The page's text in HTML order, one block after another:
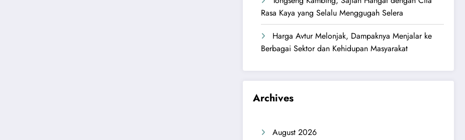
Rasa Kaya yang Selalu Menggugah Selera
Harga Avtur Melonjak, Dampaknya Menjalar ke
Berbagai Sektor dan Kehidupan Masyarakat
Archives
August 2026